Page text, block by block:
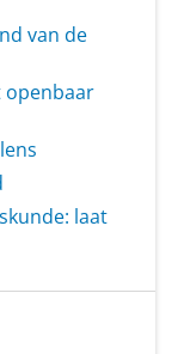
van de
openbaar
laat